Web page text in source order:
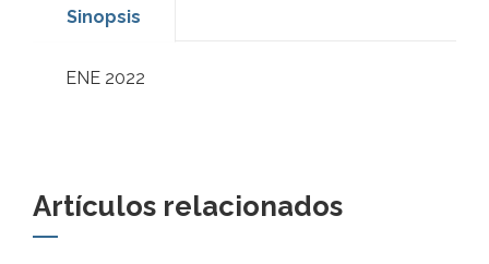
Sinopsis
ENE 2022
Artículos relacionados